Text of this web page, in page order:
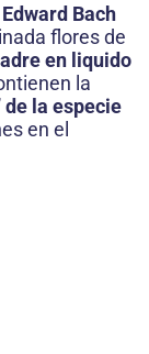
Bach
flores de
en liquido
la
de la especie
en el